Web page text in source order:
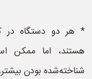
* هر دو دستگاه در
هستند، اما ممکن
شناخته‌شده بودن